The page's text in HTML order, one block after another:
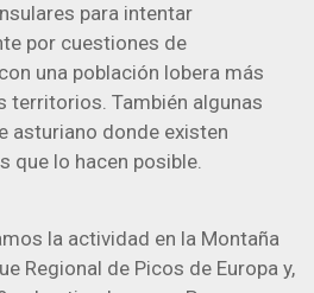
para intentar
por cuestiones de
una población lobera más
territorios. También algunas
asturiano donde existen
que lo hacen posible.
la actividad en la Montaña
Regional de Picos de Europa y,